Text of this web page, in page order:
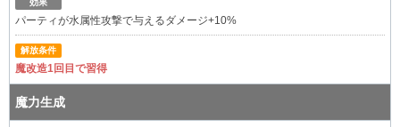
効果
パーティが水属性攻撃で与えるダメージ+10%
解放条件
魔改造1回目で習得
魔力生成